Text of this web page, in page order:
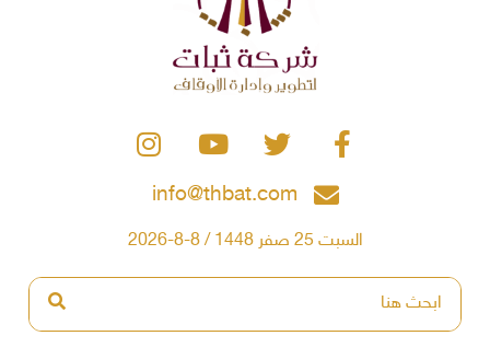
info@thbat.com
السبت 25 صفر 1448 / 8-8-2026